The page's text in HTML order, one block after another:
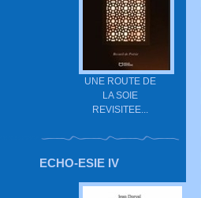
UNE ROUTE DE
LA SOIE
REVISITEE...
ECHO-ESIE IV